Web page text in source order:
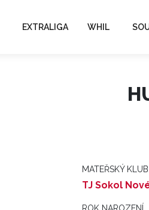
EXTRALIGA WHIL
MATEŘSKÝ KLUB
TJ Sokol